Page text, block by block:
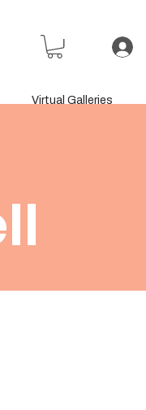
Virtual Galleries